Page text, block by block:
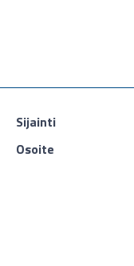
Sijainti
Osoite